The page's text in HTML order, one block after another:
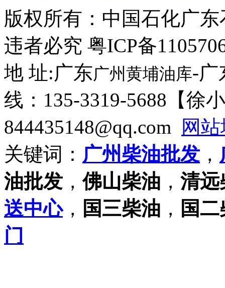
版权所有： 中国石化广
违者必究 粤ICP备
地 址:广东广州黄埔油库-广
线：135-3319-5688【徐
844435148@qq.com
网
关键词： 广州柴油批发 ，
油批发 ，佛山柴油 ， 清远
送中心， 国三柴油 ， 国
门